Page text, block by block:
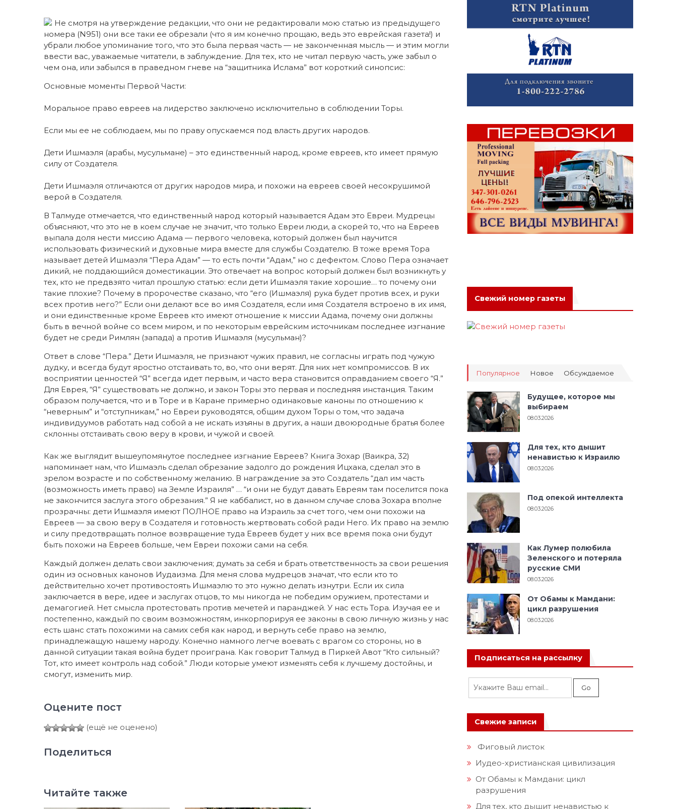
Ишмаэля?
вторая
(заключительная)
Не смотря на утверждение редакции, что они не редактировали мою статью из предыдущего
номера (N951) они все таки ее обрезали (что я им конечно прощаю, ведь это еврейская газета!) и
убрали любое упоминание того, что это была первая часть — не законченная мысль — и этим могли
ввести вас, уважаемые читатели, в заблуждение. Для тех, кто не читал первую часть, уже забыл о
чем она, или забылся в праведном гневе на “защитника Ислама” вот короткий синопсис:
Основные моменты Первой Части:
Моральное право евреев на лидерство заключено исключительно в соблюдении Торы.
Если мы ее не соблюдаем, мы по праву опускаемся под власть других народов.
Дети Ишмаэля (арабы, мусульмане) – это единственный народ, кроме евреев, кто имеет прямую
силу от Создателя.
Дети Ишмаэля отличаются от других народов мира, и похожи на евреев своей несокрушимой
верой в Создателя.
В Талмуде отмечается, что единственный народ который называется Адам это Евреи. Мудрецы
объясняют, что это не в коем случае не значит, что только Евреи люди, а скорей то, что на Евреев
выпала доля нести миссию Адама — первого человека, который должен был научится
использовать физический и духовные мира вместе для службы Создателю. В тоже время Тора
называет детей Ишмаэля “Пера Адам” — то есть почти “Адам,” но с дефектом. Слово Пера означает
дикий, не поддающийся доместикации. Это отвечает на вопрос который должен был возникнуть у
тех, кто не предвзято читал прошлую статью: если дети Ишмаэля такие хорошие… то почему они
такие плохие? Почему в пророчестве сказано, что “его (Ишмаэля) рука будет против всех, и руки
всех против него?” Если они делают все во имя Создателя, если имя Создателя встроено в их имя,
и они единственные кроме Евреев кто имеют отношение к миссии Адама, почему они должны
быть в вечной войне со всем миром, и по некоторым еврейским источникам последнее изгнание
будет не среди Римлян (запада) а против Ишмаэля (мусульман)?
Ответ в слове “Пера.” Дети Ишмаэля, не признают чужих правил, не согласны играть под чужую
дудку, и всегда будут яростно отстаивать то, во, что они верят. Для них нет компромиссов. В их
восприятии ценностей “Я” всегда идет первым, и часто вера становится оправданием своего “Я.”
Для Еврея, “Я” существовать не должно, и закон Торы это первая и последняя инстанция. Таким
образом получается, что и в Торе и в Каране примерно одинаковые каноны по отношению к
“неверным” и “отступникам,” но Евреи руководятся, общим духом Торы о том, что задача
индивидуумов работать над собой а не искать изъяны в других, а наши двоюродные братья более
склонны отстаивать свою веру в крови, и чужой и своей.
Как же выглядит вышеупомянутое последнее изгнание Евреев? Книга Зохар (Ваикра, 32)
напоминает нам, что Ишмаэль сделал обрезание задолго до рождения Ицхака, сделал это в
зрелом возрасте и по собственному желанию. В награждение за это Создатель “дал им часть
(возможность иметь право) на Земле Израиля” … “и они не будут давать Евреям там поселится пока
не закончится заслуга этого обрезания.” Я не каббалист, но в данном случае слова Зохара вполне
прозрачны: дети Ишмаэля имеют ПОЛНОЕ право на Израиль за счет того, чем они похожи на
Евреев — за свою веру в Создателя и готовность жертвовать собой ради Него. Их право на землю
и силу предотвращать полное возвращение туда Евреев будет у них все время пока они будут
быть похожи на Евреев больше, чем Евреи похожи сами на себя.
Каждый должен делать свои заключения; думать за себя и брать ответственность за свои решения
один из основных канонов Иудаизма. Для меня слова мудрецов значат, что если кто то
действительно хочет противостоять Ишмаэлю то это нужно делать изнутри. Если их сила
заключается в вере, идее и заслугах отцов, то мы никогда не победим оружием, протестами и
демагогией. Нет смысла протестовать против мечетей и паранджей. У нас есть Тора. Изучая ее и
постепенно, каждый по своим возможностям, инкорпорируя ее законы в свою личную жизнь у нас
есть шанс стать похожими на самих себя как народ, и вернуть себе право на землю,
принадлежащую нашему народу. Конечно намного легче воевать с врагом со стороны, но в
данной ситуации такая война будет проиграна. Как говорит Талмуд в Пиркей Авот “Кто сильный?
Тот, кто имеет контроль над собой.” Люди которые умеют изменять себя к лучшему достойны, и
смогут, изменить мир.
Оцените пост
(ещё не оценено)
Поделиться
Читайте также
Свежий номер газеты
Популярное Новое Обсуждаемое
Будущее, которое мы
выбираем
08.03.2026
Для тех, кто дышит
ненавистью к Израилю
08.03.2026
Под опекой интеллекта
08.03.2026
Как Лумер полюбила
Зеленского и потеряла
русские СМИ
08.03.2026
От Обамы к Мамдани:
цикл разрушения
08.03.2026
Подписаться на рассылку
Свежие записи
Фиговый листок
Иудео-христианская цивилизация
От Обамы к Мамдани: цикл
разрушения
Для тех, кто дышит ненавистью к